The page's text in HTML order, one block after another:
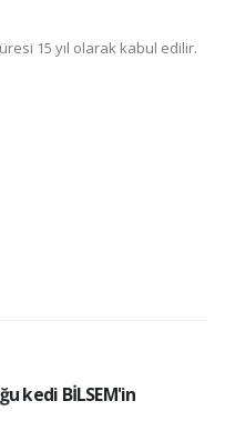
15 yıl olarak kabul edilir.
kedi BİLSEM'in